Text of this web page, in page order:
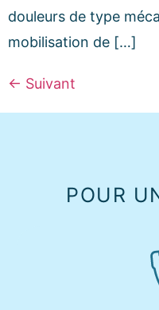
douleurs de type
mobilisation de […]
← Suivant
POUR